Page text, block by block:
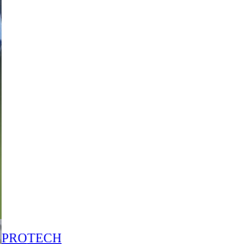
PROTECH